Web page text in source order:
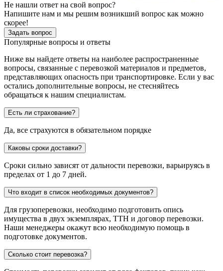
Не нашли ответ на свой вопрос?
Напишите нам и мы решим возникший вопрос как можно
скорее!
Задать вопрос
Популярные вопросы и ответы
Ниже вы найдете ответы на наиболее распространенные
вопросы, связанные с перевозкой материалов и предметов,
представляющих опасность при транспортировке. Если у вас
остались дополнительные вопросы, не стесняйтесь
обращаться к нашим специалистам.
Есть ли страхование?
Да, все страхуются в обязательном порядке
Каковы сроки доставки?
Сроки сильно зависят от дальности перевозки, варьируясь в
пределах от 1 до 7 дней.
Что входит в список необходимых документов?
Для грузоперевозки, необходимо подготовить опись
имущества в двух экземплярах, ТТН и договор перевозки.
Наши менеджеры окажут всю необходимую помощь в
подготовке документов.
Сколько стоит перевозка?